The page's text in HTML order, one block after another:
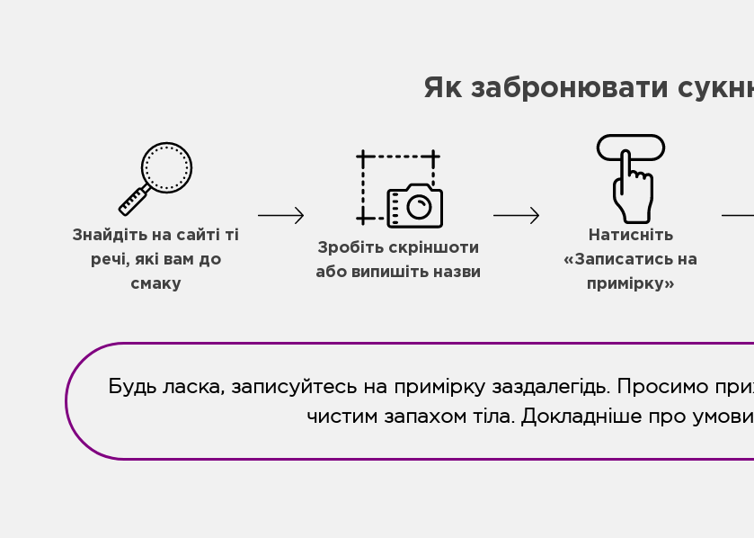
Як забронювати
Знайдіть на сайті ті
речі, які вам до
смаку
Зробіть скріншоти
або випишіть назви
Натисніть
«Записатись на
примірку»
Будь ласка, записуйтесь на примірку заздалегідь. Просимо
чистим запахом тіла. Докладніше про